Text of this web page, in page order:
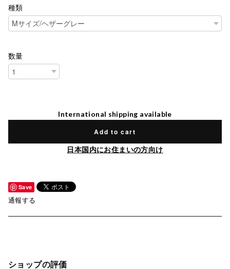
種類
数量
International shipping available
Add to cart
日本国内にお住まいの方向け
Save
通報する
ショップの評価